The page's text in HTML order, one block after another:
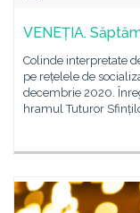
VENEȚIA.
Colinde interpretate
pe rețelele de
decembrie 2020.
hramul Tuturor